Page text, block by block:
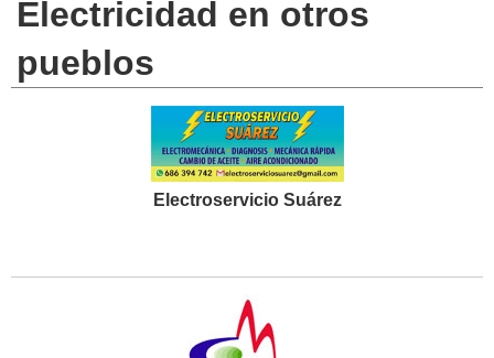
Electricidad en otros
pueblos
Electroservicio Suárez